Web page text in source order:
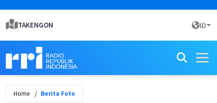
TAKENGON ID
Home Berita Foto